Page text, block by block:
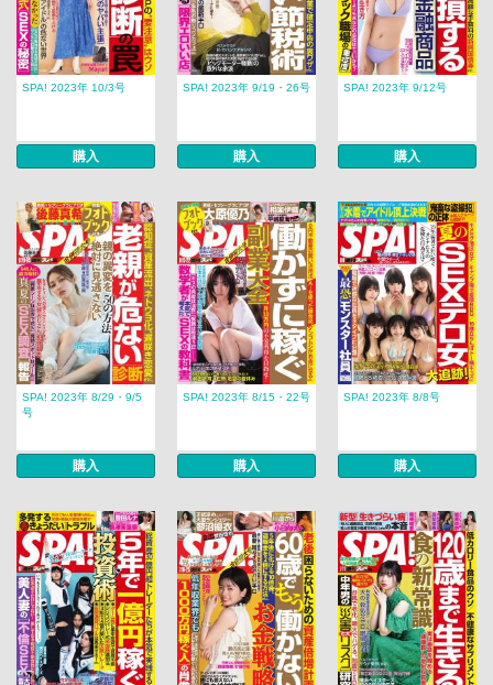
SPA! 2023年 10/3号
購入
SPA! 2023年 9/19・26号
購入
SPA! 2023年 9/12号
購入
SPA! 2023年 8/29・9/5
号
購入
SPA! 2023年 8/15・22号
購入
SPA! 2023年 8/8号
購入